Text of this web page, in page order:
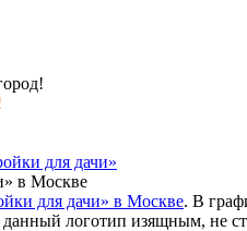
для дачи»
в Москве
для дачи» в Москве. В
данный логотип изящным, не